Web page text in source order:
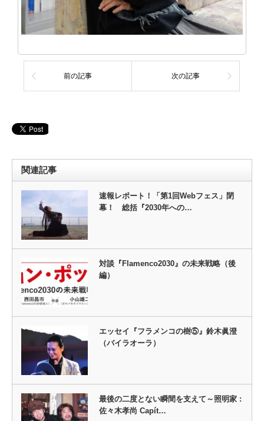
前の記事 次の記事
関連記事
速報レポート！「第1回Webフェス」閉
幕！ 総括『2030年への…
対談『Flamenco2030』の未来戦略（後
編）
エッセイ『フラメンコの樹⑤』鈴木眞澄
（バイラオーラ）
最後の二度とない瞬間を支えて～照明家 :
佐々木孝尚 Capít…